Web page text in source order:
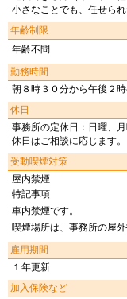
小さなことでも、任せら
年齢制限
年齢不問
勤務時間
朝８時３０分から午後２
休日
事務所の定休日：日曜、
休日はご相談に応じます。
受動喫煙対策
屋内禁煙
特記事項
車内禁煙です。
喫煙場所は、事務所の屋外
雇用期間
１年更新
加入保険など